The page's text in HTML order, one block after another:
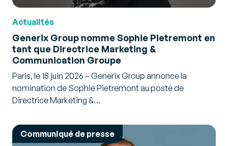
Actualités
Generix Group nomme Sophie Pietremont en
tant que Directrice Marketing &
Communication Groupe
Paris, le 18 juin 2026 – Generix Group annonce la
nomination de Sophie Pietremont au poste de
Directrice Marketing &…
Communiqué de presse